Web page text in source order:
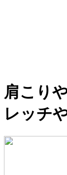
肩こり
レッチ